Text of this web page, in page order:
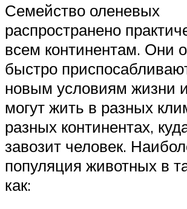
Семейство оленевых
распространено
всем континентам. Они
быстро
новым условиям жизни
могут жить в разных
разных континентах,
завозит человек.
популяция животных в
как: